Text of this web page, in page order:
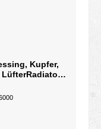
Kupfer,
LüfterRadiator -